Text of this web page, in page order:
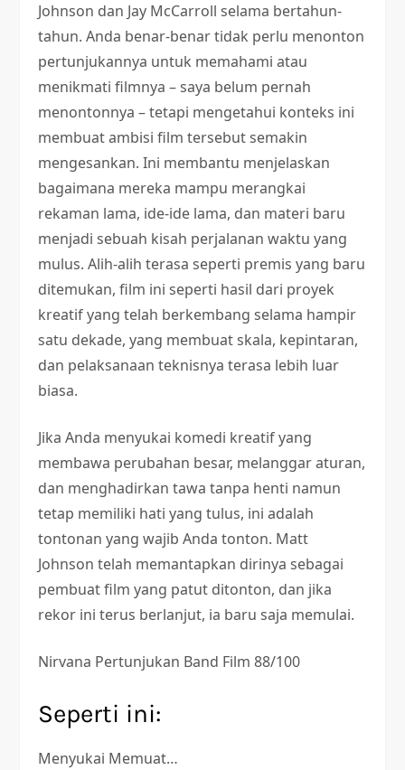
Johnson dan Jay McCarroll selama bertahun-
tahun. Anda benar-benar tidak perlu menonton
pertunjukannya untuk memahami atau
menikmati filmnya – saya belum pernah
menontonnya – tetapi mengetahui konteks ini
membuat ambisi film tersebut semakin
mengesankan. Ini membantu menjelaskan
bagaimana mereka mampu merangkai
rekaman lama, ide-ide lama, dan materi baru
menjadi sebuah kisah perjalanan waktu yang
mulus. Alih-alih terasa seperti premis yang baru
ditemukan, film ini seperti hasil dari proyek
kreatif yang telah berkembang selama hampir
satu dekade, yang membuat skala, kepintaran,
dan pelaksanaan teknisnya terasa lebih luar
biasa.
Jika Anda menyukai komedi kreatif yang
membawa perubahan besar, melanggar aturan,
dan menghadirkan tawa tanpa henti namun
tetap memiliki hati yang tulus, ini adalah
tontonan yang wajib Anda tonton. Matt
Johnson telah memantapkan dirinya sebagai
pembuat film yang patut ditonton, dan jika
rekor ini terus berlanjut, ia baru saja memulai.
Nirvana Pertunjukan Band Film 88/100
Seperti ini:
Menyukai Memuat…